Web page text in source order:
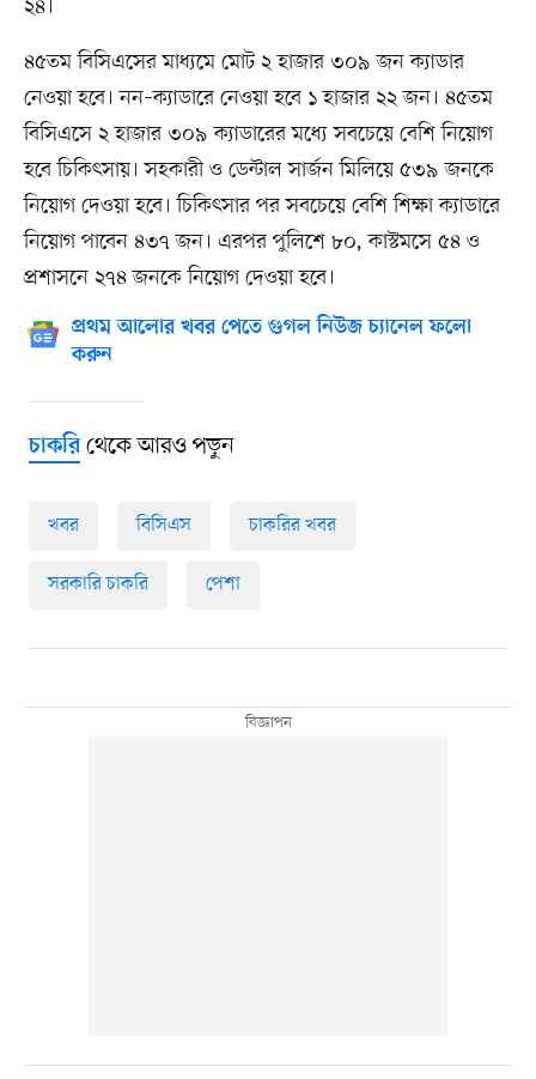
২৪।
৪৫তম বিসিএসের মাধ্যমে মোট ২ হাজার ৩০৯ জন ক্যাডার
নেওয়া হবে। নন–ক্যাডারে নেওয়া হবে ১ হাজার ২২ জন। ৪৫তম
বিসিএসে ২ হাজার ৩০৯ ক্যাডারের মধ্যে সবচেয়ে বেশি নিয়োগ
হবে চিকিৎসায়। সহকারী ও ডেন্টাল সার্জন মিলিয়ে ৫৩৯ জনকে
নিয়োগ দেওয়া হবে। চিকিৎসার পর সবচেয়ে বেশি শিক্ষা ক্যাডারে
নিয়োগ পাবেন ৪৩৭ জন। এরপর পুলিশে ৮০, কাস্টমসে ৫৪ ও
প্রশাসনে ২৭৪ জনকে নিয়োগ দেওয়া হবে।
প্রথম আলোর খবর পেতে গুগল নিউজ চ্যানেল ফলো
করুন
চাকরিথেকে আরও পড়ুন
খবর বিসিএস চাকরির খবর
সরকারি চাকরি পেশা